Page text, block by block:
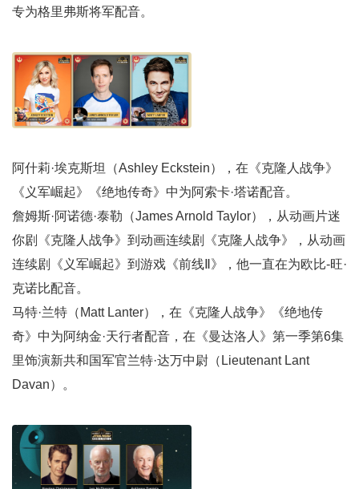
专为格里弗斯将军配音。
阿什莉·埃克斯坦（Ashley Eckstein），在《克隆人战争》
《义军崛起》《绝地传奇》中为阿索卡·塔诺配音。
詹姆斯·阿诺德·泰勒（James Arnold Taylor），从动画片迷
你剧《克隆人战争》到动画连续剧《克隆人战争》，从动画
连续剧《义军崛起》到游戏《前线Ⅱ》，他一直在为欧比-旺·
克诺比配音。
马特·兰特（Matt Lanter），在《克隆人战争》《绝地传
奇》中为阿纳金·天行者配音，在《曼达洛人》第一季第6集
里饰演新共和国军官兰特·达万中尉（Lieutenant Lant
Davan）。